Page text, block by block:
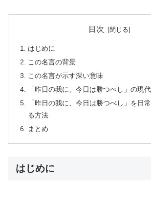
目次
はじめに
この名言の背景
この名言が示す深い意味
「昨日の我に、今日は勝つべし」の現
「昨日の我に、今日は勝つべし」を日
る方法
まとめ
はじめに